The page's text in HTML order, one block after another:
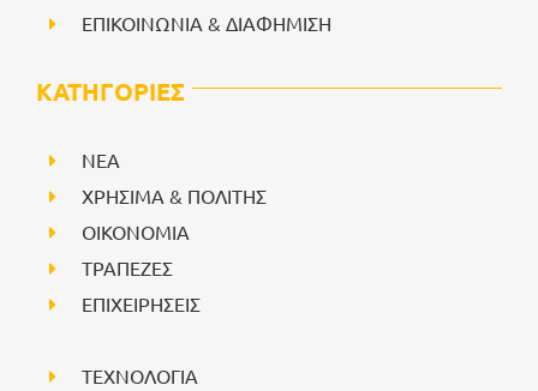
ΕΠΙΚΟΙΝΩΝΙΑ & ΔΙΑΦΗΜΙΣΗ
ΚΑΤΗΓΟΡΙΕΣ
NEA
ΧΡΗΣΙΜΑ & ΠΟΛΙΤΗΣ
ΟΙΚΟΝΟΜΙΑ
ΤΡΑΠΕΖΕΣ
ΕΠΙΧΕΙΡΗΣΕΙΣ
ΤΕΧΝΟΛΟΓΙΑ